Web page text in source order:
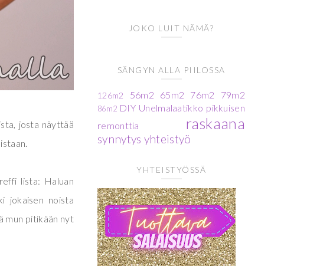
josta näyttää
lista: Haluan
jokaisen noista
mun pitikään nyt
JOKO LUIT NÄMÄ?
SÄNGYN ALLA PIILOSSA
126m2 56m2 65m2 76m2 79m2
86m2 DIY Unelmalaatikko pikkuisen
remonttia
raskaana
synnytys yhteistyö
YHTEISTYÖSSÄ